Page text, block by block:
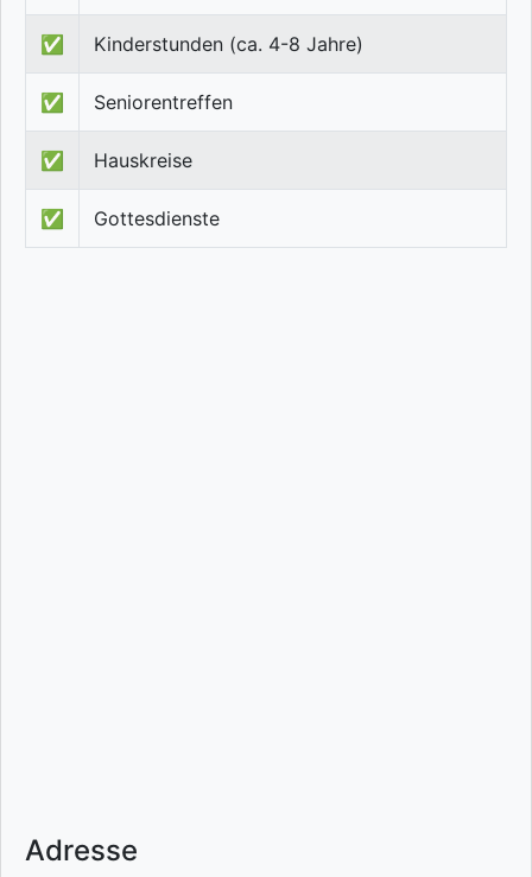
✅ Kinderstunden (ca. 4-8 Jahre)
✅ Seniorentreffen
✅ Hauskreise
✅ Gottesdienste
Adresse